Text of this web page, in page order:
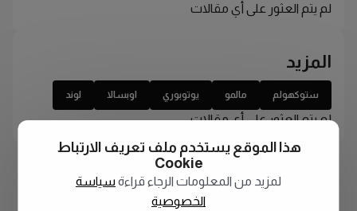
لم يتم العثور على أي مقالات
المزيد
ستوكهولم مالمو يوتوبوري اوبسالا لوند
لم يتم العثور على أي مقالات
هذا الموقع يستخدم ملف تعريف الارتباط
Cookie
لمزيد من المعلومات الرجاء قراءة سياسة
الخصوصية